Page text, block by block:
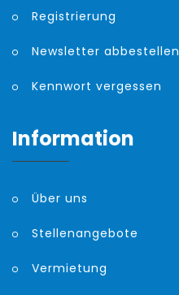
Registrierung
Newsletter abbestellen
Kennwort vergessen
Information
Über uns
Stellenangebote
Vermietung